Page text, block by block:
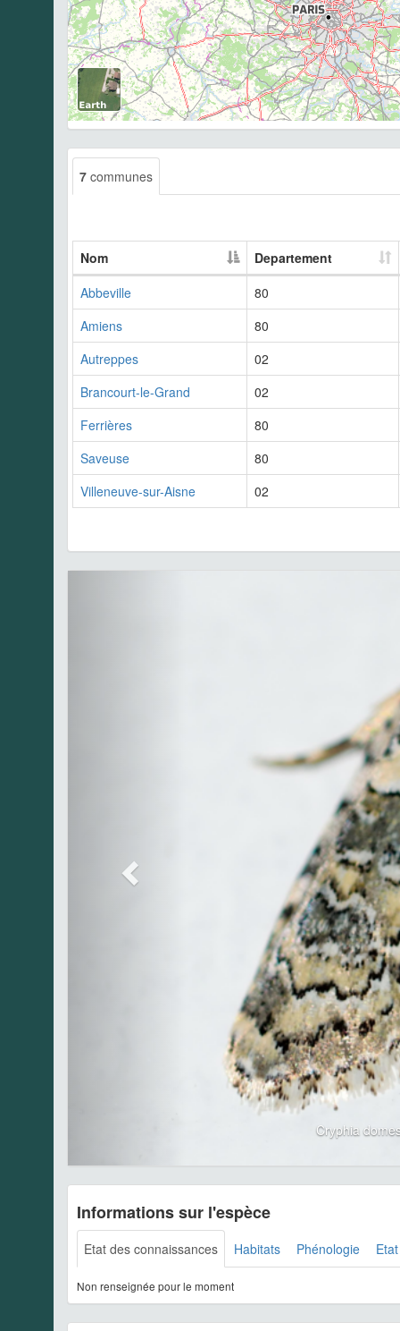
7 communes
Nom
Departement
Abbeville
80
Amiens
80
Autreppes
02
Brancourt-le-Grand
02
Ferrières
80
Saveuse
80
Villeneuve-sur-Aisne
02
Cryphia
Informations sur l'espèce
Etat des connaissances Habitats Phénologie
Non renseignée pour le moment